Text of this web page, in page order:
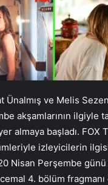
ve Melis
akşamlarının ilgiyle
almaya başladı. FOX
izleyicilerin
Nisan Perşembe
4. bölüm fragmanı